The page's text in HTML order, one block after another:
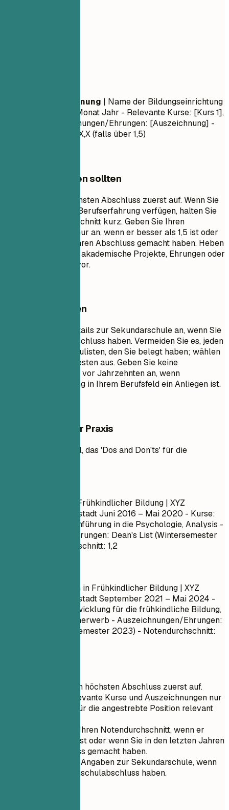
Abschlussbezeichnung | Name der Bildungseinrichtung
Monat Jahr – Monat Jahr - Relevante Kurse: [Kurs 1],
[Kurs 2] - Auszeichnungen/Ehrungen: [Auszeichnung] -
Notendurchschnitt: X,X (falls über 1,5)
Worauf Sie achten sollten
Listen Sie Ihren höchsten Abschluss zuerst auf. Wenn Sie
über umfangreiche Berufserfahrung verfügen, halten Sie
den Ausbildungsabschnitt kurz. Geben Sie Ihren
Notendurchschnitt nur an, wenn er besser als 1,5 ist oder
wenn Sie kürzlich Ihren Abschluss gemacht haben. Heben
Sie relevante Kurse, akademische Projekte, Ehrungen oder
Führungsrollen hervor.
Besser vermeiden
Geben Sie keine Details zur Sekundarschule an, wenn Sie
einen Hochschulabschluss haben. Vermeiden Sie es, jeden
einzelnen Kurs aufzulisten, den Sie belegt haben; wählen
Sie nur die relevantesten aus. Geben Sie keine
Abschlussdaten von vor Jahrzehnten an, wenn
Altersdiskriminierung in Ihrem Berufsfeld ein Anliegen ist.
Beispiele aus der Praxis
Praktisches Beispiel, das 'Dos and Don'ts' für die
Bachelor of Arts in Frühkindlicher Bildung | XYZ
Universität | MusterstadtJuni 2016 – Mai 2020 - Kurse:
Kunstgeschichte, Einführung in die Psychologie, Analysis -
Auszeichnungen/Ehrungen: Dean's List (Wintersemester
2019) - Notendurchschnitt: 1,2
Master of Education in Frühkindlicher Bildung | XYZ
Universität | MusterstadtSeptember 2021 – Mai 2024 -
Kurse: Lehrplanentwicklung für die frühkindliche Bildung,
Linguistik im Spracherwerb - Auszeichnungen/Ehrungen:
Dean's List (Wintersemester 2023) - Notendurchschnitt:
Listen Sie Ihren höchsten Abschluss zuerst auf.
Führen Sie relevante Kurse und Auszeichnungen nur
auf, wenn sie für die angestrebte Position relevant
Erwähnen Sie Ihren Notendurchschnitt, wenn er
besser als 1,5 ist oder wenn Sie in den letzten Jahren
Ihren Abschluss gemacht haben.
Vermeiden Sie Angaben zur Sekundarschule, wenn
Sie einen Hochschulabschluss haben.